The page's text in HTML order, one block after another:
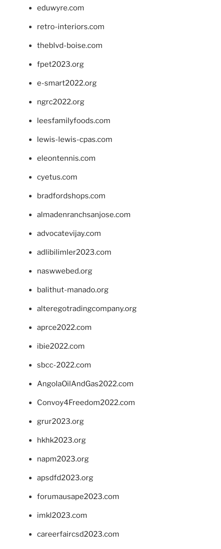
eduwyre.com
retro-interiors.com
theblvd-boise.com
fpet2023.org
e-smart2022.org
ngrc2022.org
leesfamilyfoods.com
lewis-lewis-cpas.com
eleontennis.com
cyetus.com
bradfordshops.com
almadenranchsanjose.com
advocatevijay.com
adlibilimler2023.com
naswwebed.org
balithut-manado.org
alteregotradingcompany.org
aprce2022.com
ibie2022.com
sbcc-2022.com
AngolaOilAndGas2022.com
Convoy4Freedom2022.com
grur2023.org
hkhk2023.org
napm2023.org
apsdfd2023.org
forumausape2023.com
imkl2023.com
careerfaircsd2023.com